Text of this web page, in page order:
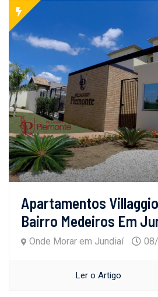
Apartamentos
Bairro Medeiros Em
Onde Morar em Jundiaí
Ler o Artigo